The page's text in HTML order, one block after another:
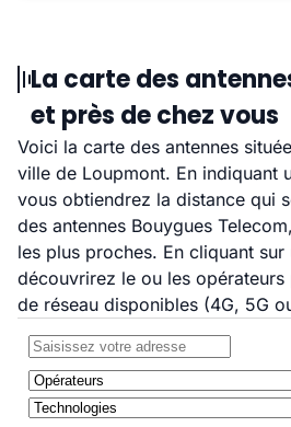
La carte des
et près de chez vous
Voici la carte des antennes
ville de Loupmont. En indiquant
vous obtiendrez la distance qui
des antennes Bouygues
les plus proches. En cliquant sur
découvrirez le ou les
de réseau disponibles (4G, 5G